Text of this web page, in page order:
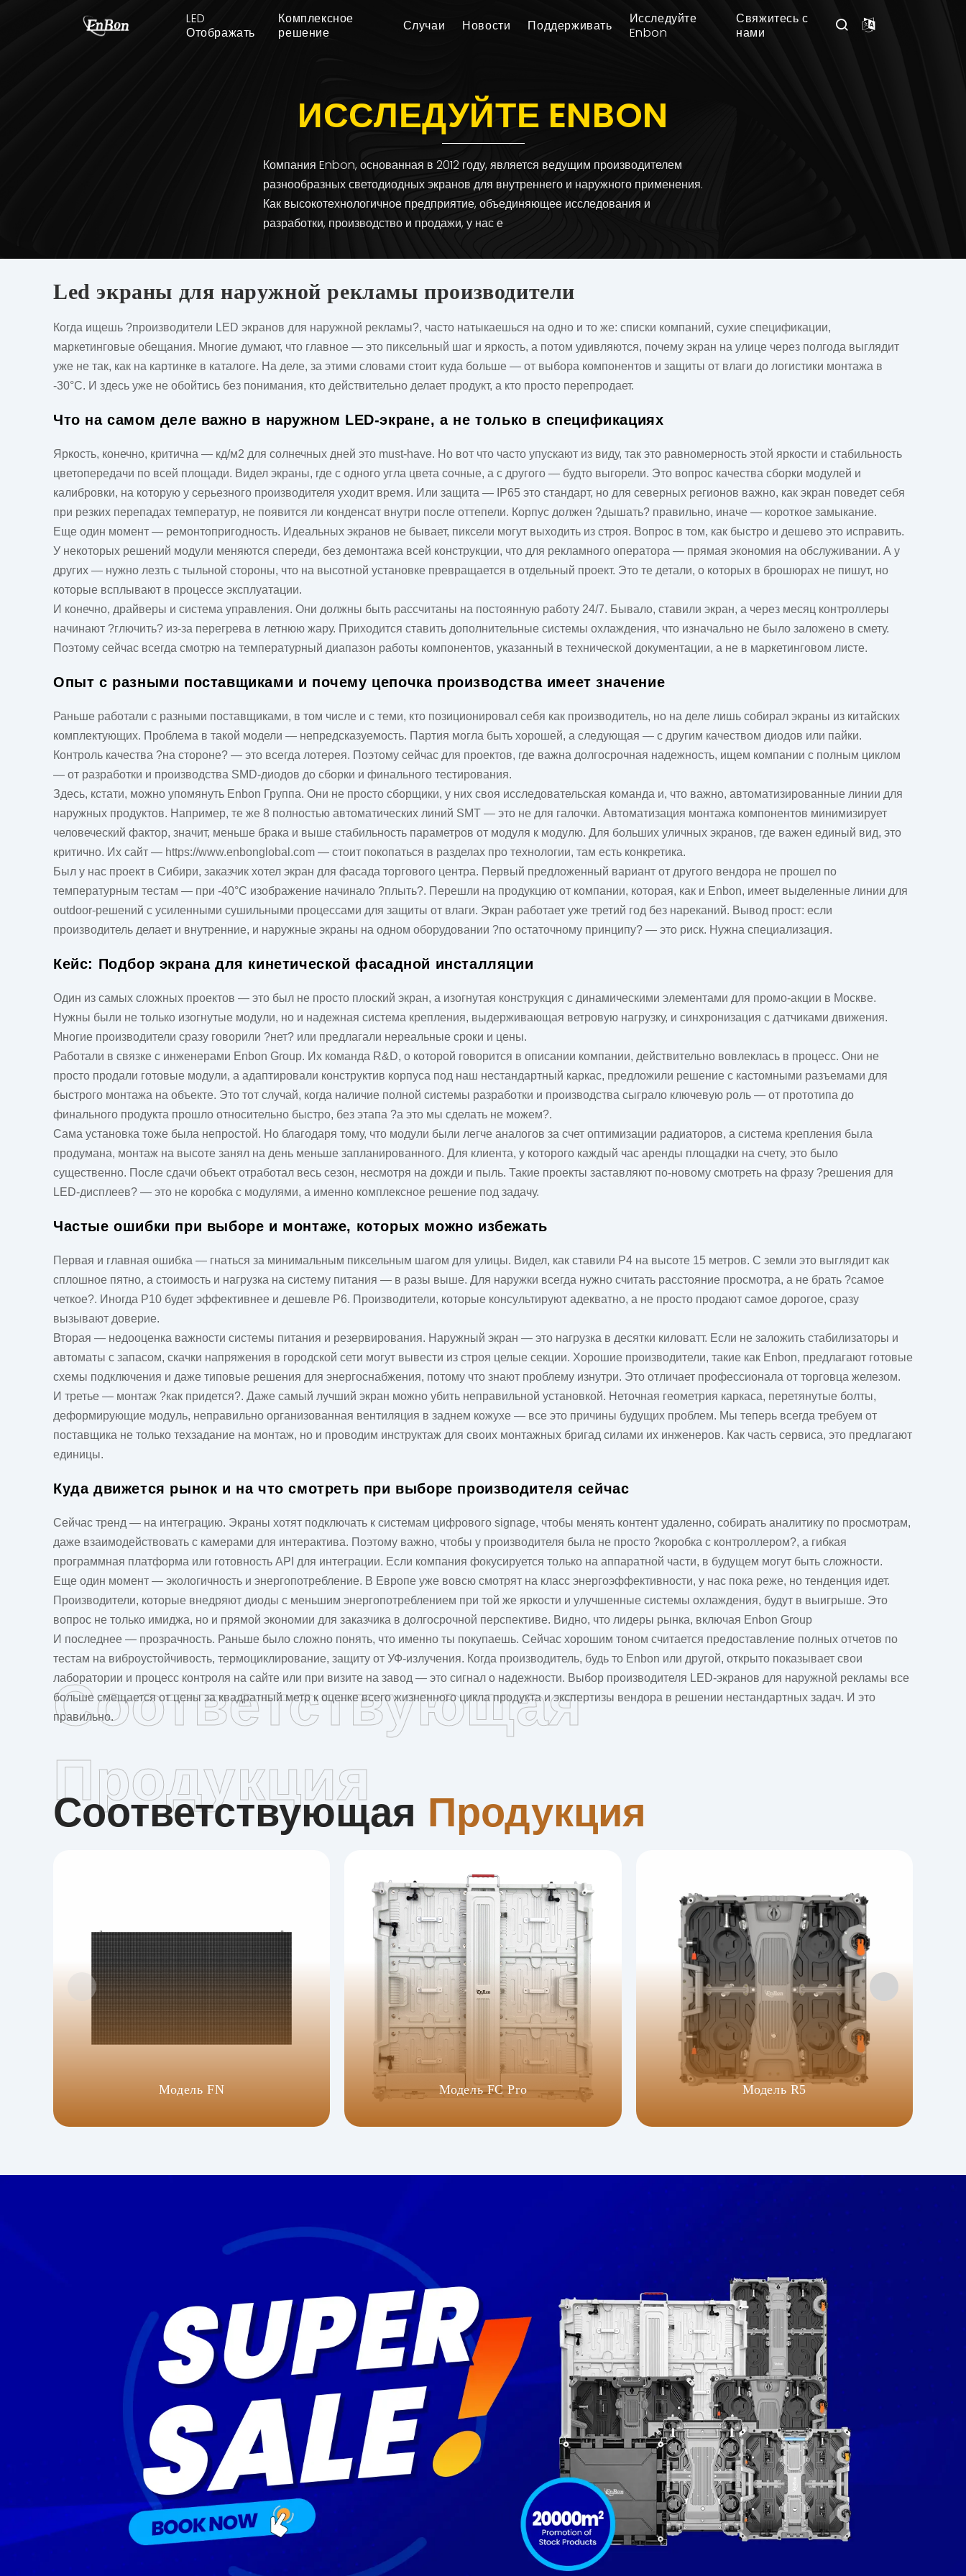
LED
Отображать
Комплексное
решение
Случаи Новости Поддерживать
Исследуйте
Enbon
Свяжитесь с
нами
ИССЛЕДУЙТЕ ENBON
Компания Enbon, основанная в 2012 году, является ведущим производителем
разнообразных светодиодных экранов для внутреннего и наружного применения.
Как высокотехнологичное предприятие, объединяющее исследования и
разработки, производство и продажи, у нас е
Led экраны для наружной рекламы производители
Когда ищешь ?производители LED экранов для наружной рекламы?, часто натыкаешься на одно и то же: списки компаний, сухие спецификации,
маркетинговые обещания. Многие думают, что главное — это пиксельный шаг и яркость, а потом удивляются, почему экран на улице через полгода выглядит
уже не так, как на картинке в каталоге. На деле, за этими словами стоит куда больше — от выбора компонентов и защиты от влаги до логистики монтажа в
-30°C. И здесь уже не обойтись без понимания, кто действительно делает продукт, а кто просто перепродает.
Что на самом деле важно в наружном LED-экране, а не только в спецификациях
Яркость, конечно, критична — кд/м2 для солнечных дней это must-have. Но вот что часто упускают из виду, так это равномерность этой яркости и стабильность
цветопередачи по всей площади. Видел экраны, где с одного угла цвета сочные, а с другого — будто выгорели. Это вопрос качества сборки модулей и
калибровки, на которую у серьезного производителя уходит время. Или защита — IP65 это стандарт, но для северных регионов важно, как экран поведет себя
при резких перепадах температур, не появится ли конденсат внутри после оттепели. Корпус должен ?дышать? правильно, иначе — короткое замыкание.
Еще один момент — ремонтопригодность. Идеальных экранов не бывает, пиксели могут выходить из строя. Вопрос в том, как быстро и дешево это исправить.
У некоторых решений модули меняются спереди, без демонтажа всей конструкции, что для рекламного оператора — прямая экономия на обслуживании. А у
других — нужно лезть с тыльной стороны, что на высотной установке превращается в отдельный проект. Это те детали, о которых в брошюрах не пишут, но
которые всплывают в процессе эксплуатации.
И конечно, драйверы и система управления. Они должны быть рассчитаны на постоянную работу 24/7. Бывало, ставили экран, а через месяц контроллеры
начинают ?глючить? из-за перегрева в летнюю жару. Приходится ставить дополнительные системы охлаждения, что изначально не было заложено в смету.
Поэтому сейчас всегда смотрю на температурный диапазон работы компонентов, указанный в технической документации, а не в маркетинговом листе.
Опыт с разными поставщиками и почему цепочка производства имеет значение
Раньше работали с разными поставщиками, в том числе и с теми, кто позиционировал себя как производитель, но на деле лишь собирал экраны из китайских
комплектующих. Проблема в такой модели — непредсказуемость. Партия могла быть хорошей, а следующая — с другим качеством диодов или пайки.
Контроль качества ?на стороне? — это всегда лотерея. Поэтому сейчас для проектов, где важна долгосрочная надежность, ищем компании с полным циклом
— от разработки и производства SMD-диодов до сборки и финального тестирования.
Здесь, кстати, можно упомянуть Enbon Группа. Они не просто сборщики, у них своя исследовательская команда и, что важно, автоматизированные линии для
наружных продуктов. Например, те же 8 полностью автоматических линий SMT — это не для галочки. Автоматизация монтажа компонентов минимизирует
человеческий фактор, значит, меньше брака и выше стабильность параметров от модуля к модулю. Для больших уличных экранов, где важен единый вид, это
критично. Их сайт — https://www.enbonglobal.com— стоит покопаться в разделах про технологии, там есть конкретика.
Был у нас проект в Сибири, заказчик хотел экран для фасада торгового центра. Первый предложенный вариант от другого вендора не прошел по
температурным тестам — при -40°C изображение начинало ?плыть?. Перешли на продукцию от компании, которая, как и Enbon, имеет выделенные линии для
outdoor-решений с усиленными сушильными процессами для защиты от влаги. Экран работает уже третий год без нареканий. Вывод прост: если
производитель делает и внутренние, и наружные экраны на одном оборудовании ?по остаточному принципу? — это риск. Нужна специализация.
Кейс: Подбор экрана для кинетической фасадной инсталляции
Один из самых сложных проектов — это был не просто плоский экран, а изогнутая конструкция с динамическими элементами для промо-акции в Москве.
Нужны были не только изогнутые модули, но и надежная система крепления, выдерживающая ветровую нагрузку, и синхронизация с датчиками движения.
Многие производители сразу говорили ?нет? или предлагали нереальные сроки и цены.
Работали в связке с инженерами Enbon Group. Их команда R&D, о которой говорится в описании компании, действительно вовлеклась в процесс. Они не
просто продали готовые модули, а адаптировали конструктив корпуса под наш нестандартный каркас, предложили решение с кастомными разъемами для
быстрого монтажа на объекте. Это тот случай, когда наличие полной системы разработки и производства сыграло ключевую роль — от прототипа до
финального продукта прошло относительно быстро, без этапа ?а это мы сделать не можем?.
Сама установка тоже была непростой. Но благодаря тому, что модули были легче аналогов за счет оптимизации радиаторов, а система крепления была
продумана, монтаж на высоте занял на день меньше запланированного. Для клиента, у которого каждый час аренды площадки на счету, это было
существенно. После сдачи объект отработал весь сезон, несмотря на дожди и пыль. Такие проекты заставляют по-новому смотреть на фразу ?решения для
LED-дисплеев? — это не коробка с модулями, а именно комплексное решение под задачу.
Частые ошибки при выборе и монтаже, которых можно избежать
Первая и главная ошибка — гнаться за минимальным пиксельным шагом для улицы. Видел, как ставили P4 на высоте 15 метров. С земли это выглядит как
сплошное пятно, а стоимость и нагрузка на систему питания — в разы выше. Для наружки всегда нужно считать расстояние просмотра, а не брать ?самое
четкое?. Иногда P10 будет эффективнее и дешевле P6. Производители, которые консультируют адекватно, а не просто продают самое дорогое, сразу
вызывают доверие.
Вторая — недооценка важности системы питания и резервирования. Наружный экран — это нагрузка в десятки киловатт. Если не заложить стабилизаторы и
автоматы с запасом, скачки напряжения в городской сети могут вывести из строя целые секции. Хорошие производители, такие как Enbon, предлагают готовые
схемы подключения и даже типовые решения для энергоснабжения, потому что знают проблему изнутри. Это отличает профессионала от торговца железом.
И третье — монтаж ?как придется?. Даже самый лучший экран можно убить неправильной установкой. Неточная геометрия каркаса, перетянутые болты,
деформирующие модуль, неправильно организованная вентиляция в заднем кожухе — все это причины будущих проблем. Мы теперь всегда требуем от
поставщика не только техзадание на монтаж, но и проводим инструктаж для своих монтажных бригад силами их инженеров. Как часть сервиса, это предлагают
единицы.
Куда движется рынок и на что смотреть при выборе производителя сейчас
Сейчас тренд — на интеграцию. Экраны хотят подключать к системам цифрового signage, чтобы менять контент удаленно, собирать аналитику по просмотрам,
даже взаимодействовать с камерами для интерактива. Поэтому важно, чтобы у производителя была не просто ?коробка с контроллером?, а гибкая
программная платформа или готовность API для интеграции. Если компания фокусируется только на аппаратной части, в будущем могут быть сложности.
Еще один момент — экологичность и энергопотребление. В Европе уже вовсю смотрят на класс энергоэффективности, у нас пока реже, но тенденция идет.
Производители, которые внедряют диоды с меньшим энергопотреблением при той же яркости и улучшенные системы охлаждения, будут в выигрыше. Это
вопрос не только имиджа, но и прямой экономии для заказчика в долгосрочной перспективе. Видно, что лидеры рынка, включая Enbon Group
И последнее — прозрачность. Раньше было сложно понять, что именно ты покупаешь. Сейчас хорошим тоном считается предоставление полных отчетов по
тестам на виброустойчивость, термоциклирование, защиту от УФ-излучения. Когда производитель, будь то Enbon или другой, открыто показывает свои
лаборатории и процесс контроля на сайтеили при визите на завод — это сигнал о надежности. Выбор производителя LED-экранов для наружной рекламы все
больше смещается от цены за квадратный метр к оценке всего жизненного цикла продукта и экспертизы вендора в решении нестандартных задач. И это
правильно.
Соответствующая Продукция
Соответствующая
Продукция
Модель FN Модель FC Pro Модель R5